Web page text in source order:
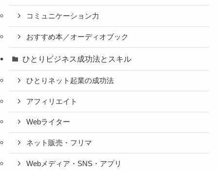
コミュニケーション力
おすすめ本／オーディオブック
ひとりビジネス成功法とスキル
ひとりネット起業の成功法
アフィリエイト
Webライター
ネット販売・フリマ
Webメディア・SNS・アプリ